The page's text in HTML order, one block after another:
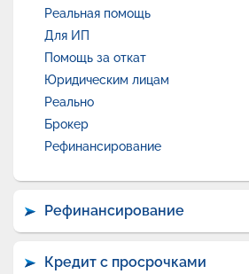
Реальная помощь
Для ИП
Помощь за откат
Юридическим лицам
Реально
Брокер
Рефинансирование
Рефинансирование
Кредит с просрочками